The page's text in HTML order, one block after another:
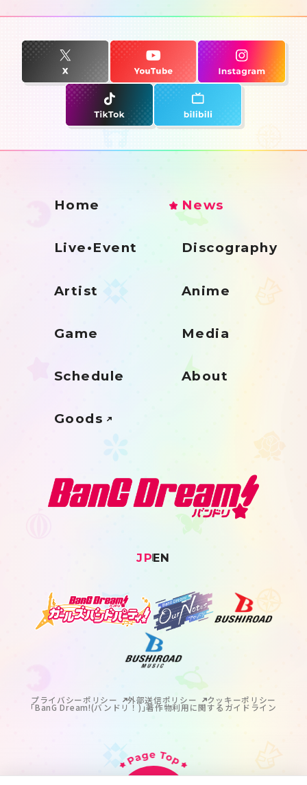
Home News
Live•Event Discography
Artist Anime
Game Media
Schedule About
Goods
JPEN
プライバシーポリシー 外部送信ポリシー クッキーポリシー
｢BanG Dream!(バンドリ！)｣著作物利用に関するガイドライン